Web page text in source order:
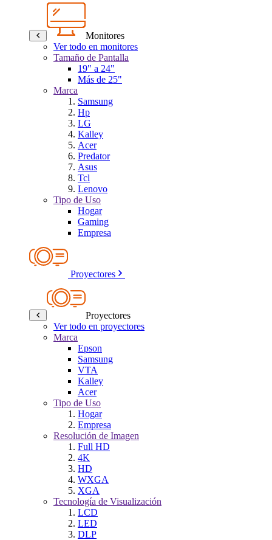
Monitores
Ver todo en monitores
Tamaño de Pantalla
19" a 24"
Más de 25"
Marca
Samsung
Hp
LG
Kalley
Acer
Predator
Asus
Tcl
Lenovo
Tipo de Uso
Hogar
Gaming
Empresa
Proyectores
Proyectores
Ver todo en proyectores
Marca
Epson
Samsung
VTA
Kalley
Acer
Tipo de Uso
Hogar
Empresa
Resolución de Imagen
Full HD
4K
HD
WXGA
XGA
Tecnología de Visualización
LCD
LED
DLP